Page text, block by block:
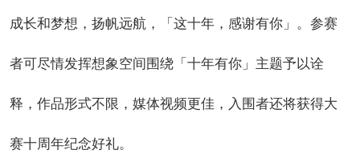
成长和梦想，扬帆远航，「这十年，感谢有你」。参赛
者可尽情发挥想象空间围绕「十年有你」主题予以诠
释，作品形式不限，媒体视频更佳，入围者还将获得大
赛十周年纪念好礼。